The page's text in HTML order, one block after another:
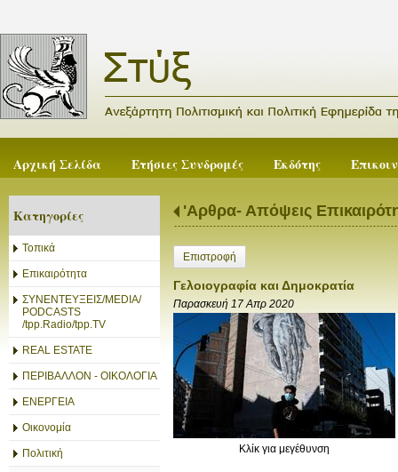
Αρχική Σελίδα Ετήσιες Συνδρομές Εκδότης
Κατηγορίες
Τοπικά
Επικαιρότητα
ΣΥΝΕΝΤΕΥΞΕΙΣ/MEDIA/
PODCASTS
/tpp.Radio/tpp.TV
REAL ESTATE
ΠΕΡΙΒΑΛΛΟΝ - ΟΙΚΟΛΟΓΙΑ
ΕΝΕΡΓΕΙΑ
Οικονομία
Πολιτική
'Αρθρα- Απόψεις
Επιστροφή
Γελοιογραφία και Δημοκρατία
Παρασκευή 17 Απρ 2020
Κλίκ για μεγέθυνση